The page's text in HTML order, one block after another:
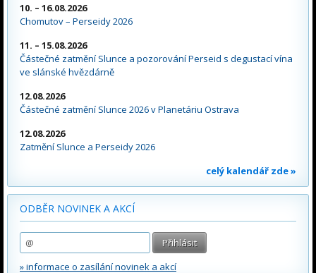
10. – 16.08.2026
Chomutov – Perseidy 2026
11. – 15.08.2026
Částečné zatmění Slunce a pozorování Perseid s degustací vína
ve slánské hvězdárně
12.08.2026
Částečné zatmění Slunce 2026 v Planetáriu Ostrava
12.08.2026
Zatmění Slunce a Perseidy 2026
celý kalendář zde »
ODBĚR NOVINEK A AKCÍ
» informace o zasílání novinek a akcí